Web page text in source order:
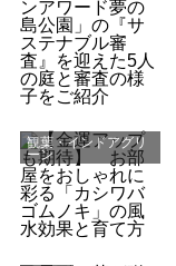
観葉・インドアグリ
ーン